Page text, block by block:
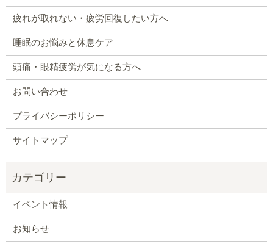
疲れが取れない・疲労回復したい方へ
睡眠のお悩みと休息ケア
頭痛・眼精疲労が気になる方へ
お問い合わせ
プライバシーポリシー
サイトマップ
イベント情報
お知らせ